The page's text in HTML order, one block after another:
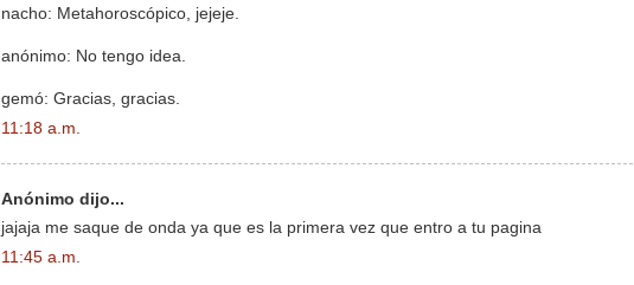
nacho: Metahoroscópico, jejeje.
anónimo: No tengo idea.
gemó: Gracias, gracias.
11:18 a.m.
Anónimo dijo...
jajaja me saque de onda ya que es la primera vez que entro a tu pagina
11:45 a.m.